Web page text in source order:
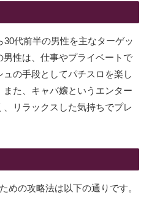
代前半の男性を主なターゲッ
男性は、仕事やプライベートで
の手段としてパチスロを楽し
た、キャバ嬢というエンター
リラックスした気持ちでプレ
めの攻略法は以下の通りです。